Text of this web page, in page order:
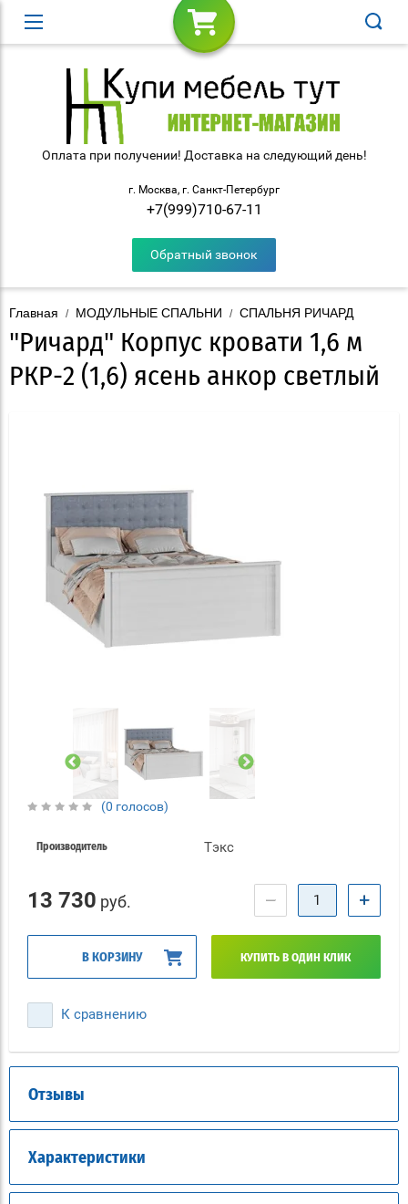
Оплата при получении! Доставка на следующий день!
г. Москва, г. Санкт-Петербург
+7(999)710-67-11
Обратный звонок
Главная / МОДУЛЬНЫЕ СПАЛЬНИ / СПАЛЬНЯ РИЧАРД
"Ричард" Корпус кровати 1,6 м
РКР-2 (1,6) ясень анкор светлый
(0 голосов)
Производитель Тэкс
13 730 руб. − +
В КОРЗИНУ КУПИТЬ В ОДИН КЛИК
К сравнению
Отзывы
Характеристики